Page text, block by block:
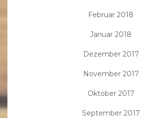
Februar 2018
Januar 2018
Dezember 2017
November 2017
Oktober 2017
September 2017